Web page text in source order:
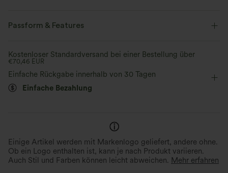
dreilagige Design sorgt für einen sicheren
Weich und glänzend
Kompression zur Formgebung
Passform & Features
Mittlerer Support flacher Bund Seitentaschen
überziehen Training 7/8-Länge
eng geschnitten Hohe Dehnung
Kostenloser Standardversand bei einer Bestellung über
€70,46 EUR
Einfache Rückgabe innerhalb von 30 Tagen
Einfache Bezahlung
Einige Artikel werden mit Markenlogo geliefert, andere ohne.
Ob ein Logo enthalten ist, kann je nach Produkt variieren.
Auch Stil und Farben können leicht abweichen. Mehr erfahren